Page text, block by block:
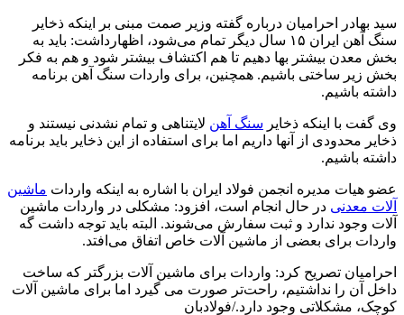
سید بهادر احرامیان درباره گفته وزیر صمت مبنی بر اینکه ذخایر
سنگ آهن ایران ۱۵ سال دیگر تمام می‌شود، اظهارداشت: باید به
بخش معدن بیشتر بها دهیم تا هم اکتشاف بیشتر شود و هم به فکر
بخش زیر ساختی باشیم. همچنین، برای واردات سنگ آهن برنامه
داشته باشیم.
وی گفت با اینکه ذخایر سنگ آهن لایتناهی و تمام نشدنی نیستند و
ذخایر محدودی از آنها داریم اما برای استفاده از این ذخایر باید برنامه
داشته باشیم.
عضو هیات مدیره انجمن فولاد ایران با اشاره به اینکه واردات ماشین
آلات معدنی در حال انجام است، افزود: مشکلی در واردات ماشین
آلات وجود ندارد و ثبت سفارش می‌شوند. البته باید توجه داشت گه
واردات برای بعضی از ماشین آلات خاص اتفاق می‌افتد.
احرامیان تصریح کرد: واردات برای ماشین آلات بزرگتر که ساخت
داخل آن را نداشتیم، راحت‌تر صورت می گیرد اما برای ماشین آلات
کوچک، مشکلاتی وجود دارد./فولادبان